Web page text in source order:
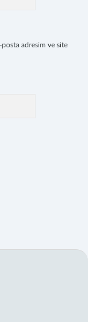
posta adresim ve site